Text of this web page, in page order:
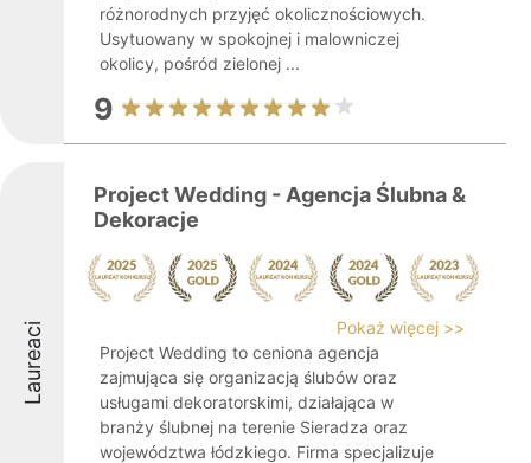
różnorodnych przyjęć okolicznościowych.
Usytuowany w spokojnej i malowniczej
okolicy, pośród zielonej ...
9
Laureaci
Project Wedding - Agencja Ślubna &
Dekoracje
Pokaż więcej >>
Project Wedding to ceniona agencja
zajmująca się organizacją ślubów oraz
usługami dekoratorskimi, działająca w
branży ślubnej na terenie Sieradza oraz
województwa łódzkiego. Firma specjalizuje